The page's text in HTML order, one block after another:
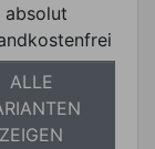
absolut
ALLE
ZEIGEN